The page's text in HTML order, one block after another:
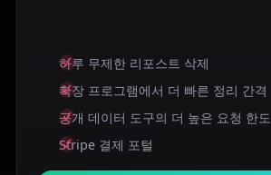
하루 무제한 리포스트 삭제
확장 프로그램에서 더 빠른 정리 간격
공개 데이터 도구의 더 높은 요청 한도
Stripe 결제 포털